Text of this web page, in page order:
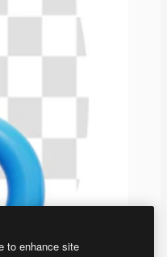
to enhance site